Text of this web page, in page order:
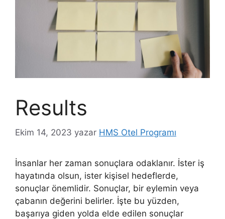
Results
Ekim 14, 2023 yazar HMS Otel Programı
İnsanlar her zaman sonuçlara odaklanır. İster iş
hayatında olsun, ister kişisel hedeflerde,
sonuçlar önemlidir. Sonuçlar, bir eylemin veya
çabanın değerini belirler. İşte bu yüzden,
başarıya giden yolda elde edilen sonuçlar